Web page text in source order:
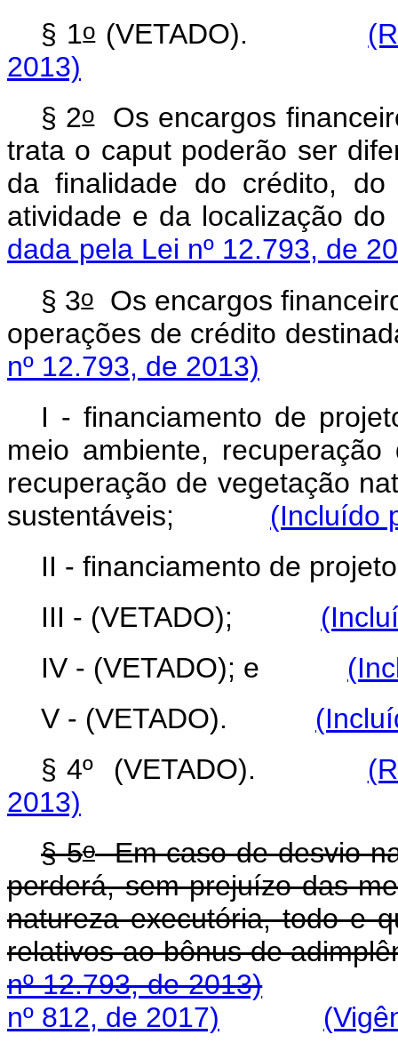
§ 1o(VETADO).
2013)
§ 2oOs encargos
trata o caput poderão ser
da finalidade do crédito,
atividade e da localização do
dada pela Lei nº 12.793, de
§ 3oOs encargos
operações de crédito
nº 12.793, de 2013)
I - financiamento de
meio ambiente,
recuperação de vegetação
sustentáveis;
(Incluído
II - financiamento de
III - (VETADO);
IV - (VETADO); e
V - (VETADO).
§ 4º (VETADO).
2013)
§ 5oEm caso de desvio
perderá, sem prejuízo das
natureza executória, todo e
relativos ao bônus de
nº 12.793, de 2013)
nº 812, de 2017)